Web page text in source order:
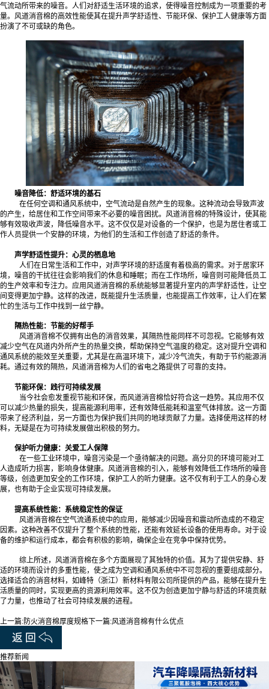
气流动所带来的噪音。人们对舒适生活环境的追求，使得噪音控制成为一项重要的考
量。风道消音棉的高效性能使其在提升声学舒适性、节能环保、保护工人健康等方面
扮演了不可或缺的角色。
噪音降低：舒适环境的基石
在任何空调和通风系统中，空气流动是自然产生的现象。这种流动会导致声波
的产生，给居住和工作空间带来不必要的噪音困扰。风道消音棉的特殊设计，使其能
够有效吸收声波，降低噪音水平。这不仅仅是对设备的一个保护，也是为居住者或工
作人员提供一个安静的环境，为他们的生活和工作创造了舒适的条件。
声学舒适性提升：心灵的栖息地
人们在日常生活和工作中，对声学环境的舒适度有着极高的需求。对于居家环
境，噪音的干扰往往会影响我们的休息和睡眠；而在工作场所，噪音则可能降低员工
的生产效率和专注力。应用风道消音棉的系统能够显著提升室内的声学舒适性，让空
间变得更加宁静。这样的改进，既能提升生活质量，也能提高工作效率，让人们在繁
忙的生活与工作中找到一丝宁静。
隔热性能：节能的好帮手
风道消音棉不仅拥有出色的消音效果，其隔热性能同样不可忽视。它能够有效
减少空气在风道内外所产生的热量交换，帮助保持空气温度的稳定。这对提升空调和
通风系统的能效至关重要，尤其是在高温环境下，减少冷气流失，有助于节约能源消
耗。通过有效的隔热，风道消音棉为人们的省电之路提供了可靠的支持。
节能环保：践行可持续发展
当今社会愈发重视节能和环保，而风道消音棉恰好符合这一趋势。其应用不仅
可以减少热量的损失，提高能源利用率，还有效降低能耗和温室气体排放。这一方面
带来了经济利益，另一方面也为保护我们共同的地球贡献了力量。选择使用这样的材
料，无疑是在为可持续发展做出积极的努力。
保护听力健康：关爱工人保障
在一些工业环境中，噪音污染是一个亟待解决的问题。高分贝的环境可能对工
人造成听力损害，影响身体健康。风道消音棉的引入，能够有效降低工作场所的噪音
等级，创造更加安全的工作环境，保护工人的听力健康。这不仅有利于工人的身心发
展，也有助于企业实现可持续发展。
提高系统性能：系统稳定性的保证
风道消音棉在空气流通系统中的应用，能够减少因噪音和震动所造成的不稳定
因素。这种改善不仅提升了整个系统的性能，还能有效延长设备的使用寿命。对于设
备的维护和运行成本，都会有积极的影响，确保企业在竞争中保持优势。
综上所述，风道消音棉在多个方面展现了其独特的价值。其为了提供安静、舒
适的环境而设计的多重性能，使之成为空调和通风系统中不可忽视的重要组成部分。
选择适合的消音材料，如峰特（浙江）新材料有限公司所提供的产品，能够在提升生
活质量的同时，实现更高的资源利用效率。这不仅为创造更加宁静与舒适的环境贡献
了力量，也推动了社会可持续发展的进程。
上一篇:防火消音棉厚度规格下一篇:风道消音棉有什么优点
推荐新闻